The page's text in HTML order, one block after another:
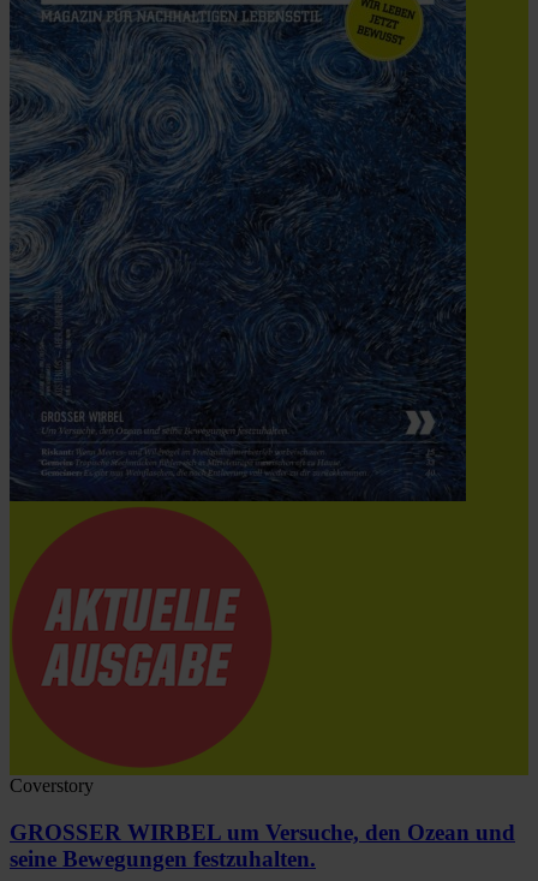
Coverstory
GROSSER WIRBEL um Versuche, den Ozean und
seine Bewegungen festzuhalten.